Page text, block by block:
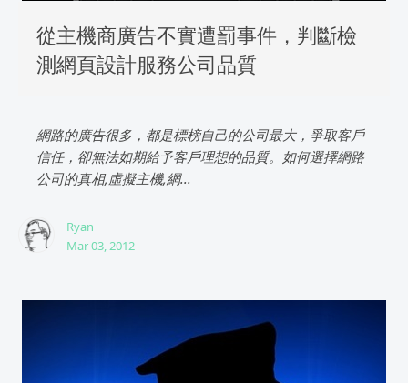
從主機商廣告不實遭罰事件，判斷檢
測網頁設計服務公司品質
網路的廣告很多，都是標榜自己的公司最大，爭取客戶
信任，卻無法如期給予客戶理想的品質。如何選擇網路
公司的真相,虛擬主機,網...
Ryan
Mar 03, 2012